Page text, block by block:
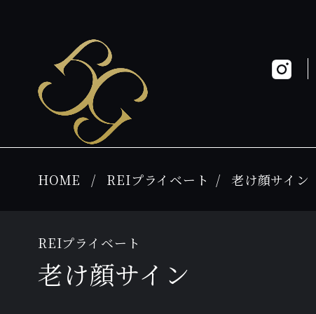
HOME REIプライベート 老け顔サイン
REIプライベート
老け顔サイン